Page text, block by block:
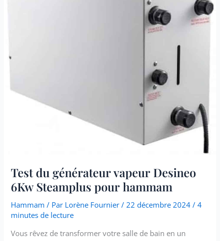
Test du générateur vapeur Desineo
6Kw Steamplus pour hammam
Hammam / Par Lorène Fournier/ 22 décembre 2024/4
minutes de lecture
Vous rêvez de transformer votre salle de bain en un